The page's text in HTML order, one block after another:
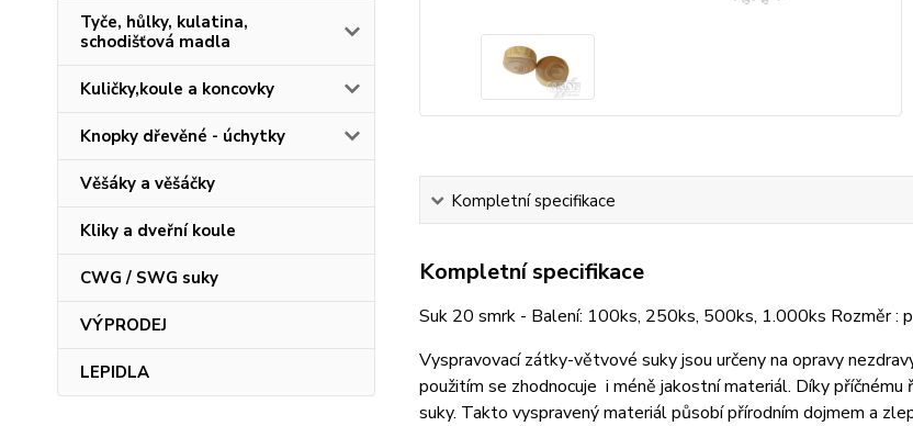
Tyče, hůlky, kulatina,
schodišťová madla
Kuličky,koule a koncovky
Knopky dřevěné - úchytky
Věšáky a věšáčky
Kliky a dveřní koule
CWG / SWG suky
VÝPRODEJ
LEPIDLA
Kompletní specifikace
Kompletní specifikace
Suk 20 smrk - Balení: 100ks, 250ks, 500ks, 1.000ks Rozměr :
Vyspravovací zátky-větvové suky jsou určeny na opravy
použitím se zhodnocuje i méně jakostní materiál. Díky
suky. Takto vyspravený materiál působí přírodním dojmem a